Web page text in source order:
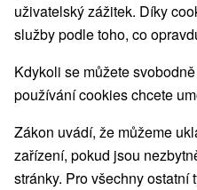
Hrady, zámky, zrúcaniny (10)
Vyhliadkové veže a chodníky
Jazerá, plesá, vodné nádrže
Aquaparky, kúpaliská(8)
Technické pamiatky(1)
ZOO a zvieracie farmy(3)
Turistické atrakcie(6)
uživatelský zážitek. Díky
služby podle toho, co
Kdykoli se můžete
používání cookies chcete
Zákon uvádí, že můžeme
zařízení, pokud jsou
stránky. Pro všechny